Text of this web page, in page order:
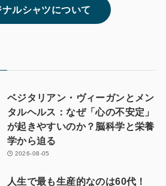
ナルシャツについて
ベジタリアン・ヴィーガンとメン
タルヘルス：なぜ「心の不安定」
が起きやすいのか？脳科学と栄養
学から迫る
2026-08-05
人生で最も生産的なのは60代！